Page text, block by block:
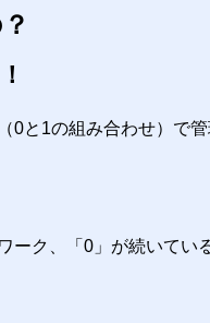
と1の組み合わせ）で管
ク、「0」が続いてい